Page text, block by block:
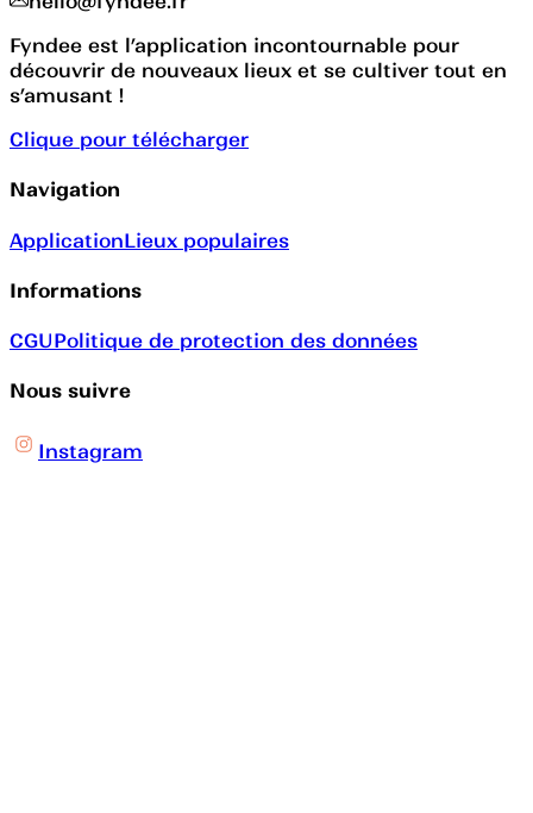
Fyndee est l’application incontournable pour
découvrir de nouveaux lieux et se cultiver tout en
s’amusant !
Clique pour télécharger
Navigation
ApplicationLieux populaires
Informations
CGUPolitique de protection des données
Nous suivre
Instagram